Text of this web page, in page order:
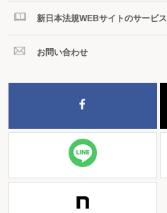
新日本法規WEBサイトのサービス
お問い合わせ